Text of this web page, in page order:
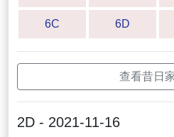
6C 6D
查看昔日
2D - 2021-11-16